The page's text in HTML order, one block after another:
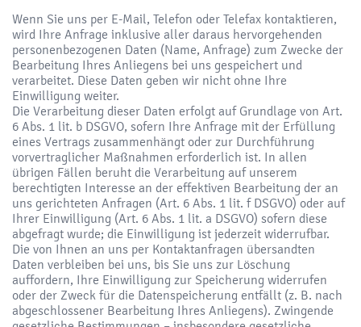
Wenn Sie uns per E-Mail, Telefon oder Telefax kontaktieren,
wird Ihre Anfrage inklusive aller daraus hervorgehenden
personenbezogenen Daten (Name, Anfrage) zum Zwecke der
Bearbeitung Ihres Anliegens bei uns gespeichert und
verarbeitet. Diese Daten geben wir nicht ohne Ihre
Einwilligung weiter.
Die Verarbeitung dieser Daten erfolgt auf Grundlage von Art.
6 Abs. 1 lit. b DSGVO, sofern Ihre Anfrage mit der Erfüllung
eines Vertrags zusammenhängt oder zur Durchführung
vorvertraglicher Maßnahmen erforderlich ist. In allen
übrigen Fällen beruht die Verarbeitung auf unserem
berechtigten Interesse an der effektiven Bearbeitung der an
uns gerichteten Anfragen (Art. 6 Abs. 1 lit. f DSGVO) oder auf
Ihrer Einwilligung (Art. 6 Abs. 1 lit. a DSGVO) sofern diese
abgefragt wurde; die Einwilligung ist jederzeit widerrufbar.
Die von Ihnen an uns per Kontaktanfragen übersandten
Daten verbleiben bei uns, bis Sie uns zur Löschung
auffordern, Ihre Einwilligung zur Speicherung widerrufen
oder der Zweck für die Datenspeicherung entfällt (z. B. nach
abgeschlossener Bearbeitung Ihres Anliegens). Zwingende